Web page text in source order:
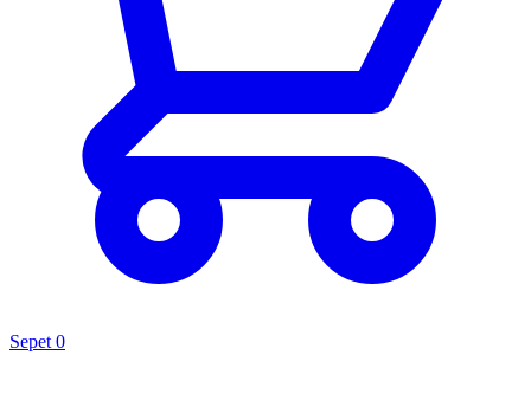
Sepet 0